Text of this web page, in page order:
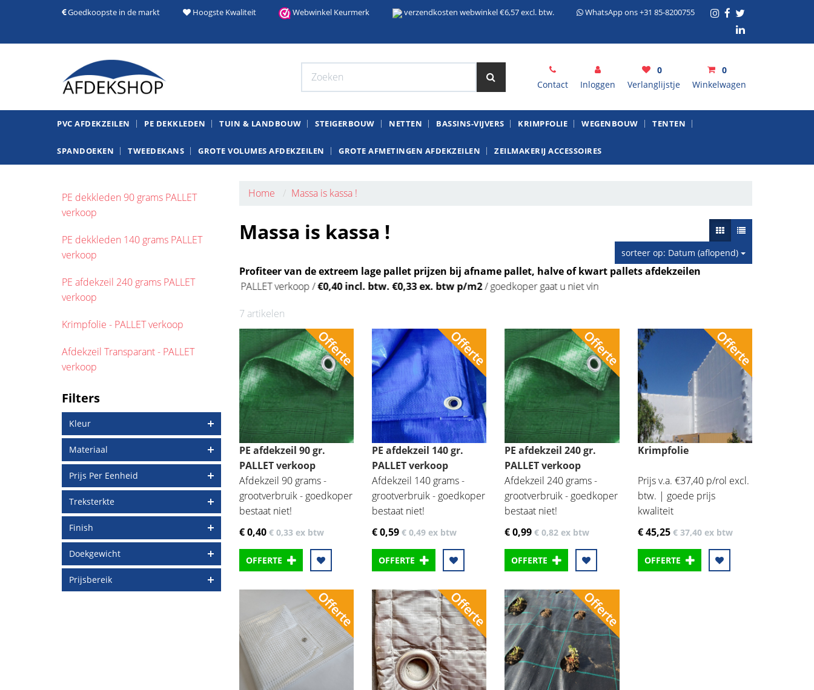
Goedkoopste in de markt Hoogste Kwaliteit Webwinkel Keurmerk verzendkosten webwinkel €6,57 excl. btw. WhatsApp ons +31 85-8200755
Contact Inloggen
0
Verlanglijstje
0
Winkelwagen
Winkelwagen
Uw winkelwagen is leeg.
PVC AFDEKZEILEN PE DEKKLEDEN TUIN & LANDBOUW STEIGERBOUW NETTEN BASSINS-VIJVERS KRIMPFOLIE WEGENBOUW TENTEN
SPANDOEKEN TWEEDEKANS GROTE VOLUMES AFDEKZEILEN GROTE AFMETINGEN AFDEKZEILEN ZEILMAKERIJ ACCESSOIRES
PE dekkleden 90 grams PALLET
verkoop
PE dekkleden 140 grams PALLET
verkoop
PE afdekzeil 240 grams PALLET
verkoop
Krimpfolie - PALLET verkoop
Afdekzeil Transparant - PALLET
verkoop
Filters
Kleur
Materiaal
Prijs Per Eenheid
Treksterkte
Finish
Doekgewicht
Prijsbereik
Home Massa is kassa !
Massa is kassa !
sorteer op: Datum (aflopend)
Profiteer van de extreem lage pallet prijzen bij afname pallet, halve of kwart pallets afdekzeilen
PE afdekzeil 90 gr. PALLET verkoop /€0,40 incl. btw. €0,33 ex. btw p/m2/ goedkoper gaat u niet vinden!
7 artikelen
PE afdekzeil 90 gr.
PALLET verkoop
Afdekzeil 90 grams -
grootverbruik - goedkoper
bestaat niet!
€ 0,40 € 0,33ex btw
OFFERTE
PE afdekzeil 140 gr.
PALLET verkoop
Afdekzeil 140 grams -
grootverbruik - goedkoper
bestaat niet!
€ 0,59 € 0,49ex btw
OFFERTE
PE afdekzeil 240 gr.
PALLET verkoop
Afdekzeil 240 grams -
grootverbruik - goedkoper
bestaat niet!
€ 0,99 € 0,82 ex btw
OFFERTE
Krimpfolie
Prijs v.a. €37,40 p/rol excl.
btw. | goede prijs
kwaliteit
€ 45,25 € 37,40ex btw
OFFERTE